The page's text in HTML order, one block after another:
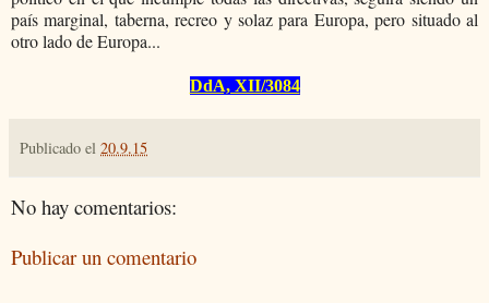
país marginal, taberna, recreo y solaz para Europa, pero situado al
otro lado de Europa...
DdA, XII/3084
Publicado el 20.9.15
No hay comentarios:
Publicar un comentario